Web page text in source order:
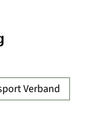
Verband